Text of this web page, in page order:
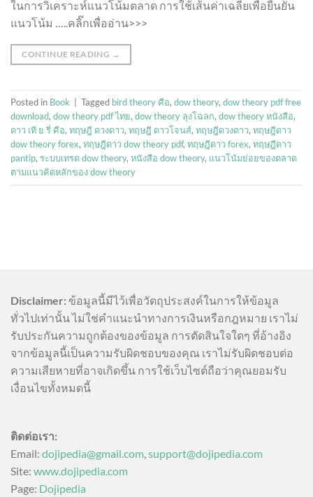
ในการวิเคราะห์แนวโน้มตลาด การใช้เส้นค่าเฉลี่ยเพื่อยืนยัน
แนวโน้ม …..คลิ๊กเพื่ออ่าน>>>
CONTINUE READING →
Posted in Book Tagged bird theory คือ, dow theory, dow theory pdf free
download, dow theory pdf ไทย, dow theory ลุงโฉลก, dow theory หนังสือ,
ดาว เที ย รี่ คือ, ทฤษฎี ดวงดาว, ทฤษฎี ดาวโจนส์, ทฤษฎีดวงดาว, ทฤษฎีดาว
dow theory forex, ทฤษฎีดาว dow theory pdf, ทฤษฎีดาว forex, ทฤษฎีดาว
pantip, ระบบเทรด dow theory, หนังสือ dow theory, แนวโน้มย่อยของตลาด
ตามแนวคิดหลักของ dow theory
Disclaimer: ข้อมูลนี้มีไว้เพื่อวัตถุประสงค์ในการให้ข้อมูล
ทั่วไปเท่านั้น ไม่ใช่คำแนะนำทางการเงินหรือกฎหมาย เราไม่
รับประกันความถูกต้องของข้อมูล การตัดสินใจใดๆ ที่อ้างอิง
จากข้อมูลนี้เป็นความรับผิดชอบของคุณ เราไม่รับผิดชอบต่อ
ความเสียหายที่อาจเกิดขึ้น การใช้เว็บไซต์ถือว่าคุณยอมรับ
เงื่อนไขทั้งหมดนี้
ติดต่อเรา:
Email: dojipedia@gmail.com,support@dojipedia.com
Site: www.dojipedia.com
Page: Dojipedia